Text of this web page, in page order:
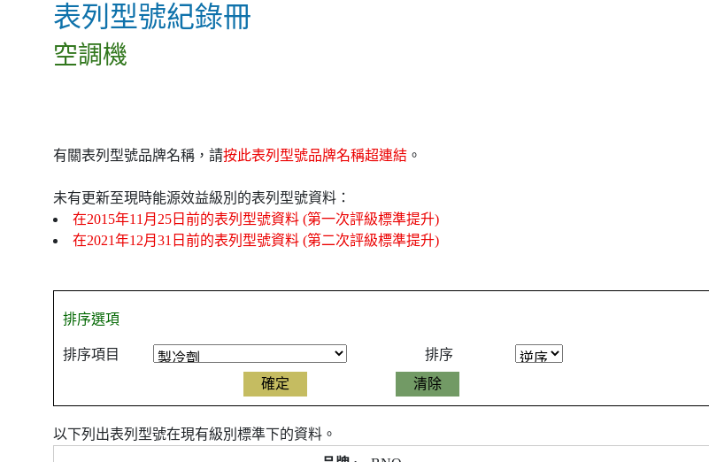
表列型號紀錄冊
空調機
有關表列型號品牌名稱，請按此表列型號品牌名稱超連結 。
未有更新至現時能源效益級別的表列型號資料：
在2015年11月25日前的表列型號資料 (第一次評級標準提升)
在2021年12月31日前的表列型號資料 (第二次評級標準提升)
排序選項
排序項目 排序
以下列出表列型號在現有級別標準下的資料。